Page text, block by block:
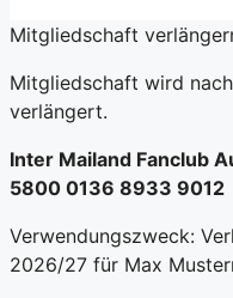
Mitgliedschaft
Mitgliedschaft wird
verlängert.
Inter Mailand Fanclub
5800 0136 8933 9012
Verwendungszweck:
2026/27 für Max